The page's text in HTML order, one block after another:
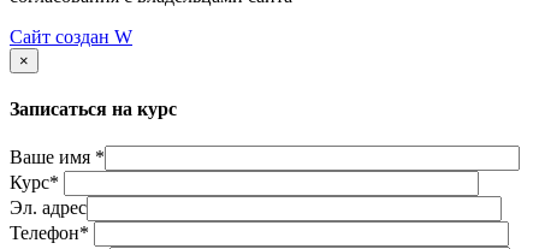
Сайт создан W
×
Записаться на курс
Ваше имя *
Курс*
Эл. адрес
Телефон*